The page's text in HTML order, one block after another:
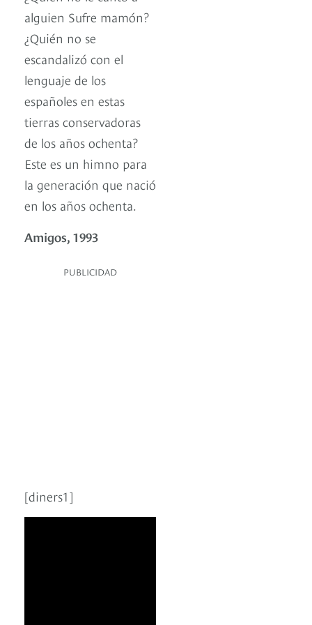
alguien Sufre mamón?
¿Quién no se
escandalizó con el
lenguaje de los
españoles en estas
tierras conservadoras
de los años ochenta?
Este es un himno para
la generación que nació
en los años ochenta.
Amigos, 1993
PUBLICIDAD
[diners1]